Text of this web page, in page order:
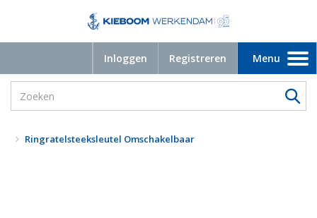
Inloggen Registreren
Toggle
navigation
Menu
Ringratelsteeksleutel Omschakelbaar